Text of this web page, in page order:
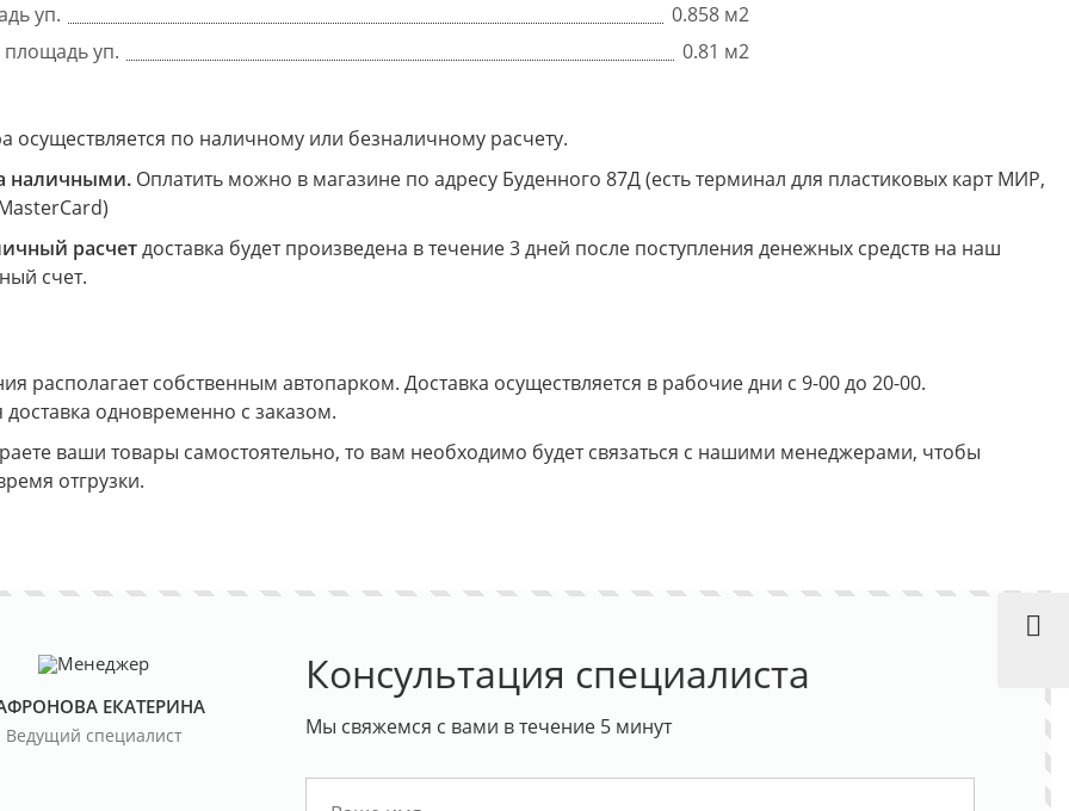
уп.
0.858 м2
уп.
0.81 м2
осуществляется по наличному или безналичному расчету.
наличными. Оплатить можно в магазине по адресу Буденного 87Д (есть терминал для пластиковых карт МИР,
расчетдоставка будет произведена в течение 3 дней после поступления денежных средств на наш
счет.
располагает собственным автопарком. Доставка осуществляется в рабочие дни с 9-00 до 20-00.
одновременно с заказом.
ваши товары самостоятельно, то вам необходимо будет связаться с нашими менеджерами, чтобы
отгрузки.
ЕКАТЕРИНА
Ведущий специалист
Консультация специалиста
Мы свяжемся с вами в течение 5 минут